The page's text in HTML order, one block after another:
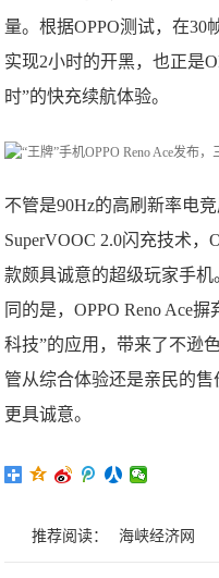
量。根据OPPO测试，在30
实现2小时的开黑，也正是
时”的快充续航体验。
不管是90Hz的高刷新率电
SuperVOOC 2.0闪充技术，
款颇具诚意的超级玩家手
同的是，OPPO Reno Ace
科技”的应用，带来了不逊
管从综合体验还是亲民的
更具诚意。
推荐阅读： 海峡经济网